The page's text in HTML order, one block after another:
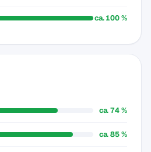
ca. 100 %
ca. 74 %
ca. 85 %